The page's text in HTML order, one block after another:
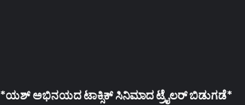
*ಯಶ್ ಅಭಿನಯದ ಟಾಕ್ಸಿಕ್ ಸಿನಿಮಾದ ಟ್ರೈಲರ್ ಬಿಡುಗಡೆ*